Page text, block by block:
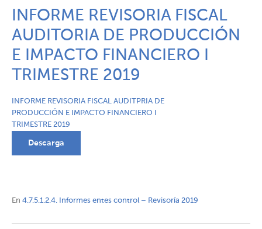
INFORME REVISORIA FISCAL
AUDITORIA DE PRODUCCIÓN
E IMPACTO FINANCIERO I
TRIMESTRE 2019
INFORME REVISORIA FISCAL AUDITPRIA DE
PRODUCCIÓN E IMPACTO FINANCIERO I
TRIMESTRE 2019
Descarga
En 4.7.5.1.2.4. Informes entes control – Revisoría 2019